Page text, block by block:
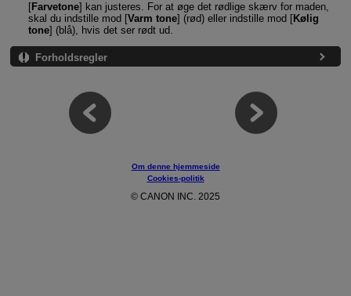
[Farvetone] kan justeres. For at øge det rødlige skærv for maden,
skal du indstille mod [Varm tone] (rød) eller indstille mod [Kølig
tone] (blå), hvis det ser rødt ud.
Forholdsregler
Om denne hjemmeside
Cookies-politik
© CANON INC. 2025